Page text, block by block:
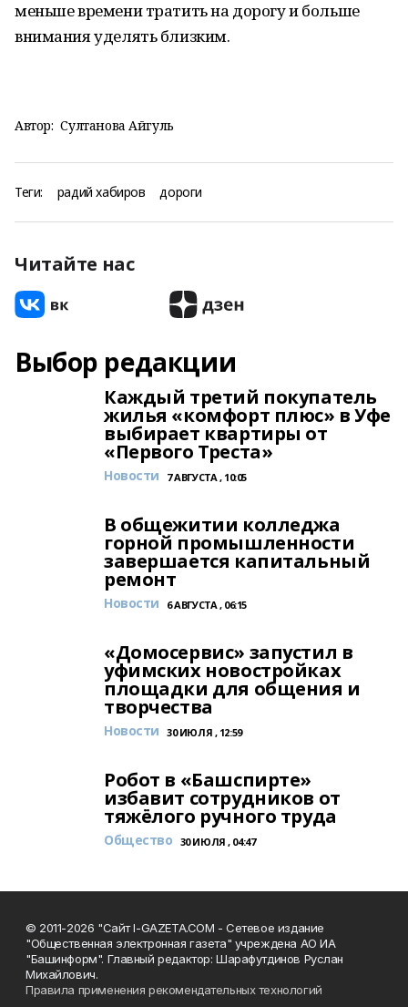
меньше времени тратить на дорогу и больше
внимания уделять близким.
Автор: Султанова Айгуль
Теги: радий хабиров дороги
Читайте нас
Выбор редакции
Каждый третий покупатель
жилья «комфорт плюс» в Уфе
выбирает квартиры от
«Первого Треста»
Новости 7 АВГУСТА , 10:05
В общежитии колледжа
горной промышленности
завершается капитальный
ремонт
Новости 6 АВГУСТА , 06:15
«Домосервис» запустил в
уфимских новостройках
площадки для общения и
творчества
Новости 30 ИЮЛЯ , 12:59
Робот в «Башспирте»
избавит сотрудников от
тяжёлого ручного труда
Общество 30 ИЮЛЯ , 04:47
© 2011-2026 "Сайт I-GAZETA.COM - Сетевое издание
"Общественная электронная газета" учреждена АО ИА
"Башинформ". Главный редактор: Шарафутдинов Руслан
Михайлович.
Правила применения рекомендательных технологий